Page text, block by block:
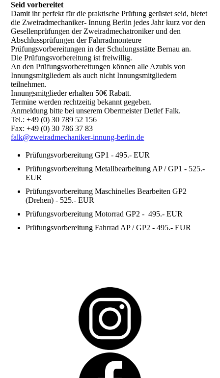
Seid vorbereitet
Damit ihr perfekt für die praktische Prüfung gerüstet seid, bietet
die Zweiradmechaniker- Innung Berlin jedes Jahr kurz vor den
Gesellenprüfungen der Zweiradmechatroniker und den
Abschlussprüfungen der Fahrradmonteure
Prüfungsvorbereitungen in der Schulungsstätte Bernau an.
Die Prüfungsvorbereitung ist freiwillig.
An den Prüfungsvorbereitungen können alle Azubis von
Innungsmitgliedern als auch nicht Innungsmitgliedern
teilnehmen.
Innungsmitglieder erhalten 50€ Rabatt.
Termine werden rechtzeitig bekannt gegeben.
Anmeldung bitte bei unserem Obermeister Detlef Falk.
Tel.: +49 (0) 30 789 52 156
Fax: +49 (0) 30 786 37 83
falk@zweiradmechaniker-innung-berlin.de
Prüfungsvorbereitung GP1 - 495.- EUR
Prüfungsvorbereitung Metallbearbeitung AP / GP1 - 525.-
EUR
Prüfungsvorbereitung Maschinelles Bearbeiten GP2
(Drehen) - 525.- EUR
Prüfungsvorbereitung Motorrad GP2 - 495.- EUR
Prüfungsvorbereitung Fahrrad AP / GP2 - 495.- EUR